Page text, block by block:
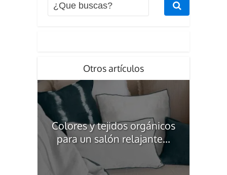
Otros artículos
Colores y tejidos orgánicos
para un salón relajante...